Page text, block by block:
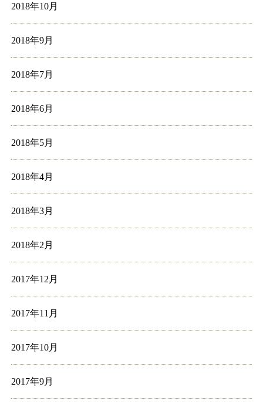
2018年10月
2018年9月
2018年7月
2018年6月
2018年5月
2018年4月
2018年3月
2018年2月
2017年12月
2017年11月
2017年10月
2017年9月